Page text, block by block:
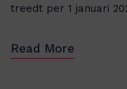
treedt per 1 januari
Read More